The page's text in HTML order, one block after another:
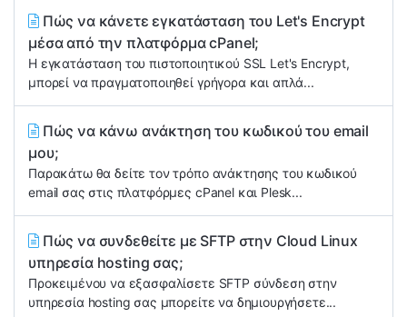
Πώς να κάνετε εγκατάσταση του Let's Encrypt
μέσα από την πλατφόρμα cPanel;
Η εγκατάσταση του πιστοποιητικού SSL Let's Encrypt,
μπορεί να πραγματοποιηθεί γρήγορα και απλά...
Πώς να κάνω ανάκτηση του κωδικού του email
μου;
Παρακάτω θα δείτε τον τρόπο ανάκτησης του κωδικού
email σας στις πλατφόρμες cPanel και Plesk...
Πώς να συνδεθείτε με SFTP στην Cloud Linux
υπηρεσία hosting σας;
Προκειμένου να εξασφαλίσετε SFTP σύνδεση στην
υπηρεσία hosting σας μπορείτε να δημιουργήσετε...